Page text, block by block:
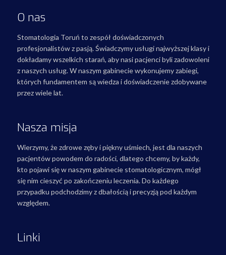
O nas
Stomatologia Toruń to zespół doświadczonych
profesjonalistów z pasją. Świadczymy usługi najwyższej klasy i
dokładamy wszelkich starań, aby nasi pacjenci byli zadowoleni
z naszych usług. W naszym gabinecie wykonujemy zabiegi,
których fundamentem są wiedza i doświadczenie zdobywane
przez wiele lat.
Nasza misja
Wierzymy, że zdrowe zęby i piękny uśmiech, jest dla naszych
pacjentów powodem do radości, dlatego chcemy, by każdy,
kto pojawi się w naszym gabinecie stomatologicznym, mógł
się nim cieszyć po zakończeniu leczenia. Do każdego
przypadku podchodzimy z dbałością i precyzją pod każdym
względem.
Linki